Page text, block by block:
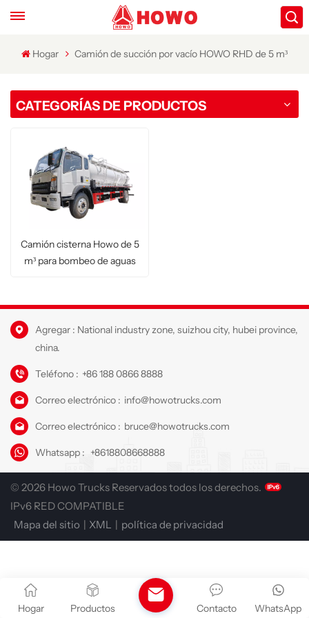
Hogar Camión de succión por vacío HOWO RHD de 5 m³
CATEGORÍAS DE PRODUCTOS
Camión cisterna Howo de 5
m³ para bombeo de aguas
Agregar : National industry zone, suizhou city, hubei province,
china.
Teléfono : +86 188 0866 8888
Correo electrónico : info@howotrucks.com
Correo electrónico : bruce@howotrucks.com
Whatsapp : +8618808668888
© 2026 Howo Trucks Reservados todos los derechos.
IPv6 RED COMPATIBLE
Mapa del sitio | XML | política de privacidad
Hogar Productos WhatsApp
Contacto